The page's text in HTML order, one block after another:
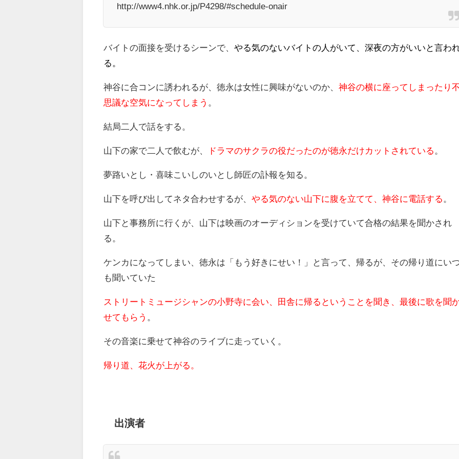
http://www4.nhk.or.jp/P4298/#schedule-onair
バイトの面接を受けるシーンで、やる気のないバイトの人がいて、深夜の方がいいと言わ
る。
神谷に合コンに誘われるが、徳永は女性に興味がないのか、神谷の横に座ってしまったり
思議な空気になってしまう
結局二人で話をする。
山下の家で二人で飲むが、 ドラマのサクラの役だったのが徳永だけカットされている
夢路いとし・喜味こいしのいとし師匠の訃報を知る。
山下を呼び出してネタ合わせするが、やる気のない山下に腹を立てて、神谷に電話する
山下と事務所に行くが、山下は映画のオーディションを受けていて合格の結果を聞かされ
る。
ケンカになってしまい、徳永は「もう好きにせい！」と言って、帰るが、その帰り道にい
も聞いていた
ストリートミュージシャンの小野寺に会い、田舎に帰るということを聞き、最後に歌を聞
せてもらう
その音楽に乗せて神谷のライブに走っていく。
帰り道、花火が上がる。
出演者